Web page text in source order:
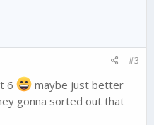
#3
6
maybe just better
gonna sorted out that